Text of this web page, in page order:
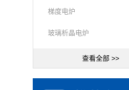
梯度电炉
玻璃析晶电炉
查看全部 >>